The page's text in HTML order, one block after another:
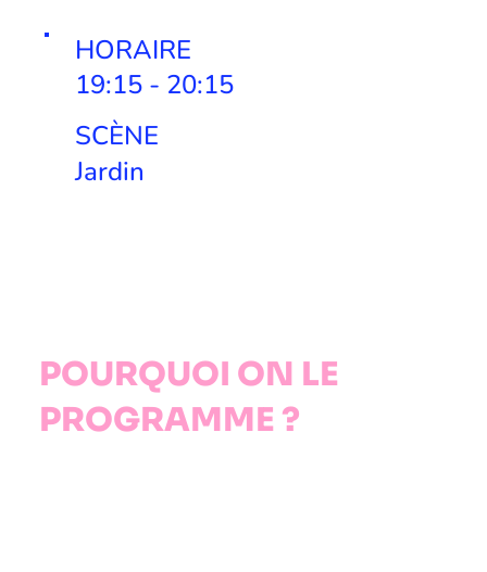
HORAIRE
19:15 - 20:15
SCÈNE
Jardin
POURQUOI ON LE
PROGRAMME ?